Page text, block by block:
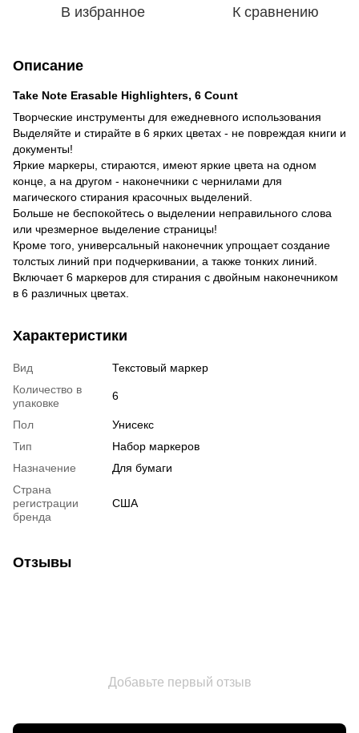
В избранное К сравнению
Описание
Take Note Erasable Highlighters, 6 Count
Творческие инструменты для ежедневного использования
Выделяйте и стирайте в 6 ярких цветах - не повреждая книги и
документы!
Яркие маркеры, стираются, имеют яркие цвета на одном
конце, а на другом - наконечники с чернилами для
магического стирания красочных выделений.
Больше не беспокойтесь о выделении неправильного слова
или чрезмерное выделение страницы!
Кроме того, универсальный наконечник упрощает создание
толстых линий при подчеркивании, а также тонких линий.
Включает 6 маркеров для стирания с двойным наконечником
в 6 различных цветах.
Характеристики
Вид
Текстовый маркер
Количество в
упаковке
6
Пол
Унисекс
Тип
Набор маркеров
Назначение
Для бумаги
Страна
регистрации
бренда
США
Отзывы
Добавьте первый отзыв